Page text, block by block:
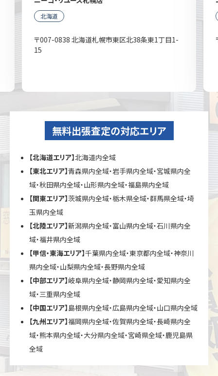
北海道
〒007-0838 北海道札幌市東区北38条東1丁目1-
15
無料出張査定の対応エリア
【北海道エリア】北海道内全域
【東北エリア】青森県内全域・岩手県内全域・宮城県内全
域・秋田県内全域・山形県内全域・福島県内全域
【関東エリア】茨城県内全域・栃木県全域・群馬県全域・埼
玉県内全域
【北陸エリア】新潟県内全域・富山県内全域・石川県内全
域・福井県内全域
【甲信・東海エリア】千葉県内全域・東京都内全域・神奈川
県内全域・山梨県内全域・長野県内全域
【中部エリア】岐阜県内全域・静岡県内全域・愛知県内全
域・三重県内全域
【中国エリア】島根県内全域・広島県内全域・山口県内全域
【九州エリア】福岡県内全域・佐賀県内全域・長崎県内全
域・熊本県内全域・大分県内全域・宮崎県全域・鹿児島県
全域